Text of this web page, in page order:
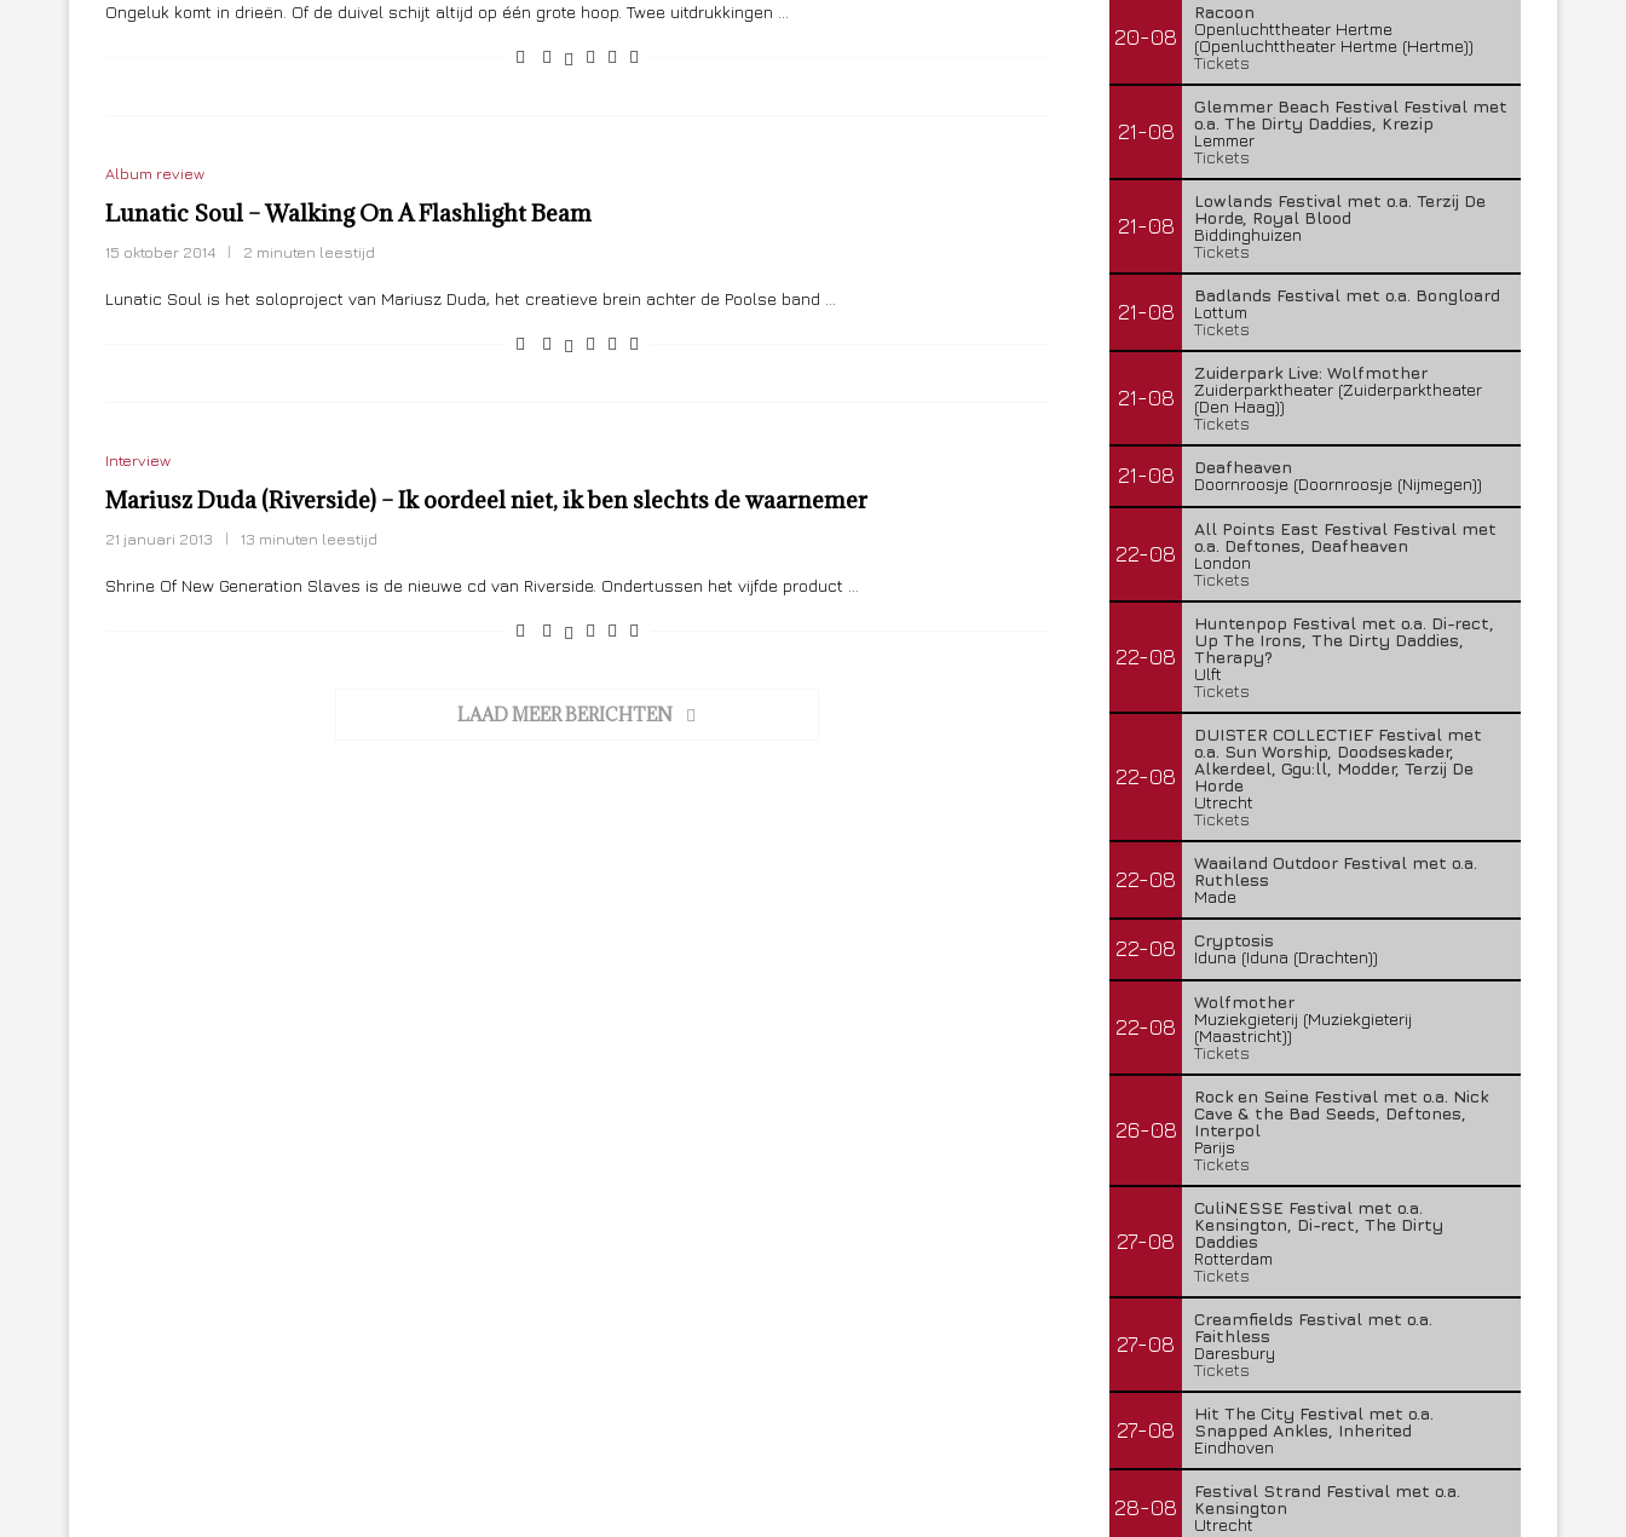
Ongeluk komt in drieën. Of de duivel schijt altijd op één grote hoop. Twee uitdrukkingen …
Album review
Lunatic Soul – Walking On A Flashlight Beam
15 oktober 2014 2 minuten leestijd
Lunatic Soul is het soloproject van Mariusz Duda, het creatieve brein achter de Poolse band …
Interview
Mariusz Duda (Riverside) – Ik oordeel niet, ik ben slechts de waarnemer
21 januari 2013 13 minuten leestijd
Shrine Of New Generation Slaves is de nieuwe cd van Riverside. Ondertussen het vijfde product …
LAAD MEER BERICHTEN
20-08
Racoon
Openluchttheater Hertme
(Openluchttheater Hertme (Hertme))
Tickets
21-08
Glemmer Beach Festival Festival met
o.a. The Dirty Daddies, Krezip
Lemmer
Tickets
21-08
Lowlands Festival met o.a. Terzij De
Horde, Royal Blood
Biddinghuizen
Tickets
21-08
Badlands Festival met o.a. Bongloard
Lottum
Tickets
21-08
Zuiderpark Live: Wolfmother
Zuiderparktheater (Zuiderparktheater
(Den Haag))
Tickets
21-08
Deafheaven
Doornroosje (Doornroosje (Nijmegen))
22-08
All Points East Festival Festival met
o.a. Deftones, Deafheaven
London
Tickets
22-08
Huntenpop Festival met o.a. Di-rect,
Up The Irons, The Dirty Daddies,
Therapy?
Ulft
Tickets
22-08
DUISTER COLLECTIEF Festival met
o.a. Sun Worship, Doodseskader,
Alkerdeel, Ggu:ll, Modder, Terzij De
Horde
Utrecht
Tickets
22-08
Waailand Outdoor Festival met o.a.
Ruthless
Made
22-08
Cryptosis
Iduna (Iduna (Drachten))
22-08
Wolfmother
Muziekgieterij (Muziekgieterij
(Maastricht))
Tickets
26-08
Rock en Seine Festival met o.a. Nick
Cave & the Bad Seeds, Deftones,
Interpol
Parijs
Tickets
27-08
CuliNESSE Festival met o.a.
Kensington, Di-rect, The Dirty
Daddies
Rotterdam
Tickets
27-08
Creamfields Festival met o.a.
Faithless
Daresbury
Tickets
27-08
Hit The City Festival met o.a.
Snapped Ankles, Inherited
Eindhoven
28-08
Festival Strand Festival met o.a.
Kensington
Utrecht